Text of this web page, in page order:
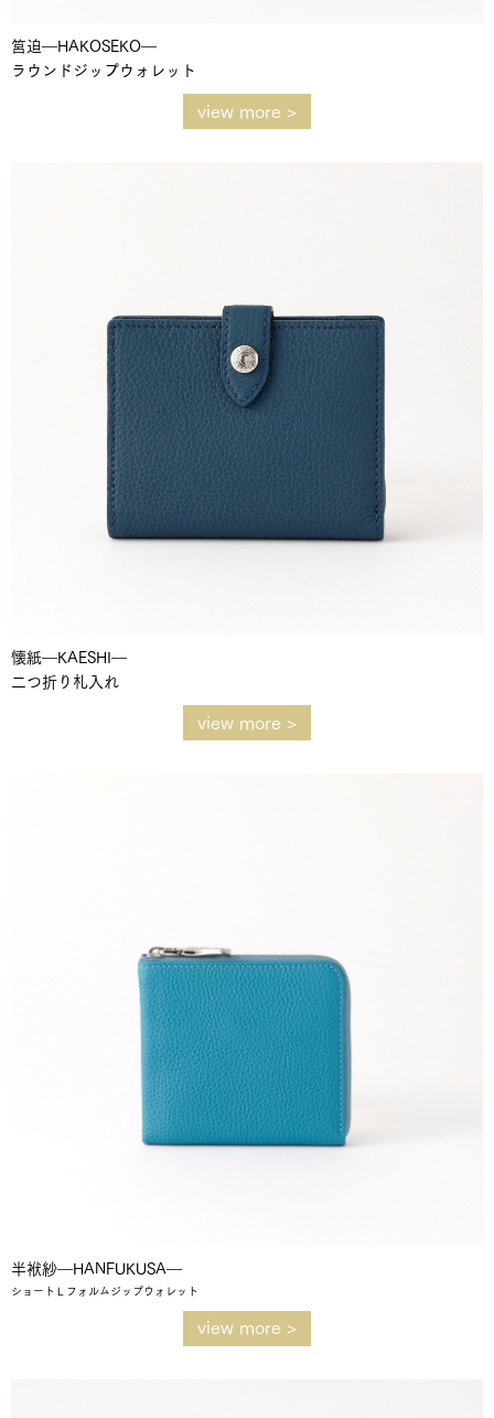
筥迫―HAKOSEKO―
ラウンドジップウォレット
view more >
懐紙―KAESHI―
二つ折り札入れ
view more >
半袱紗―HANFUKUSA―
ショートＬフォルムジップウォレット
view more >